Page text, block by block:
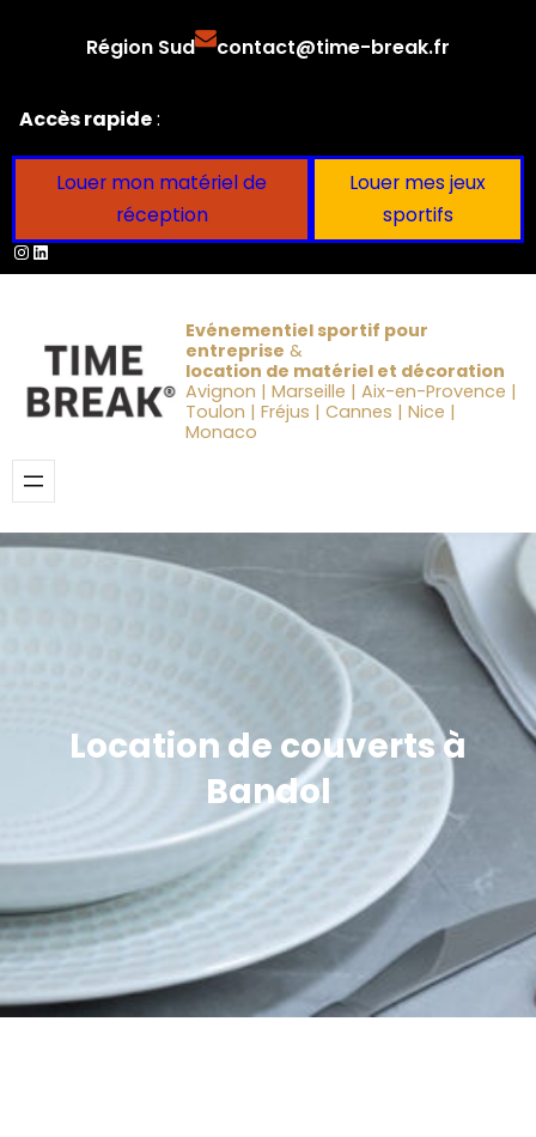
Région Sud contact@time-break.fr
Accès rapide:
Louer mon matériel de
réception
Louer mes jeux
sportifs
Instagram
LinkedIn
Evénementiel sportif pour
entreprise &
location de matériel et décoration
Avignon | Marseille | Aix-en-Provence |
Toulon | Fréjus | Cannes | Nice |
Monaco
Location de couverts à
Bandol